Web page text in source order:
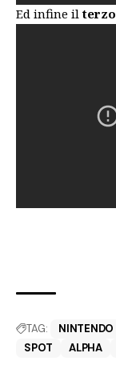
Ed infine ilterzo
TAG: NINTENDO
SPOT
ALPHA